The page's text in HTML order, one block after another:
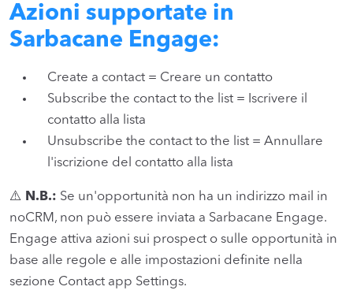
Azioni supportate in
Sarbacane Engage:
Create a contact = Creare un contatto
Subscribe the contact to the list = Iscrivere il
contatto alla lista
Unsubscribe the contact to the list = Annullare
l'iscrizione del contatto alla lista
⚠️ N.B.: Se un'opportunità non ha un indirizzo mail in
noCRM, non può essere inviata a Sarbacane Engage.
Engage attiva azioni sui prospect o sulle opportunità in
base alle regole e alle impostazioni definite nella
sezione Contact app Settings.